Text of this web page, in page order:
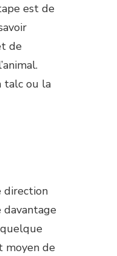
est de
de
talc ou la
direction
moyen de